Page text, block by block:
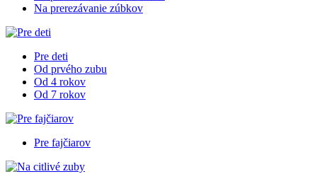
Na prerezávanie zúbkov
Pre deti
Od prvého zubu
Od 4 rokov
Od 7 rokov
Pre fajčiarov